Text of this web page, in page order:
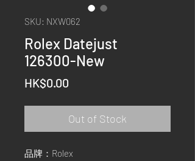
SKU: NXW062
Rolex Datejust
126300-New
HK$0.00
Out of Stock
品牌：Rolex